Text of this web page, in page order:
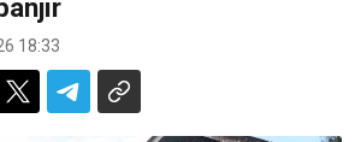
18:33